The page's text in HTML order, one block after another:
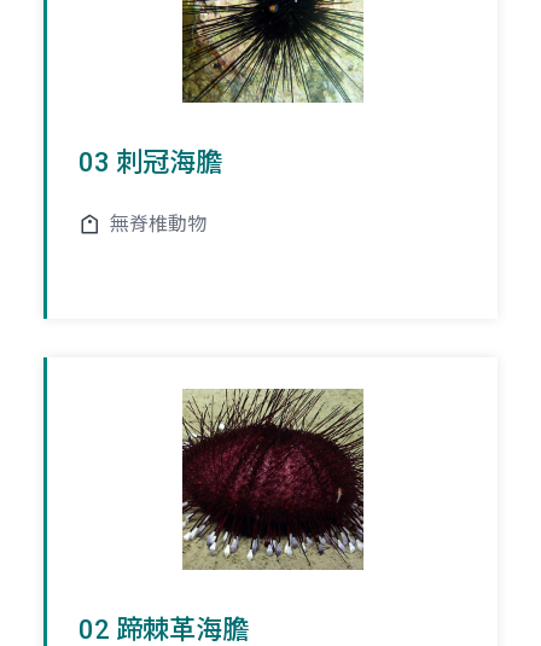
03 刺冠海膽
無脊椎動物
02 蹄棘革海膽